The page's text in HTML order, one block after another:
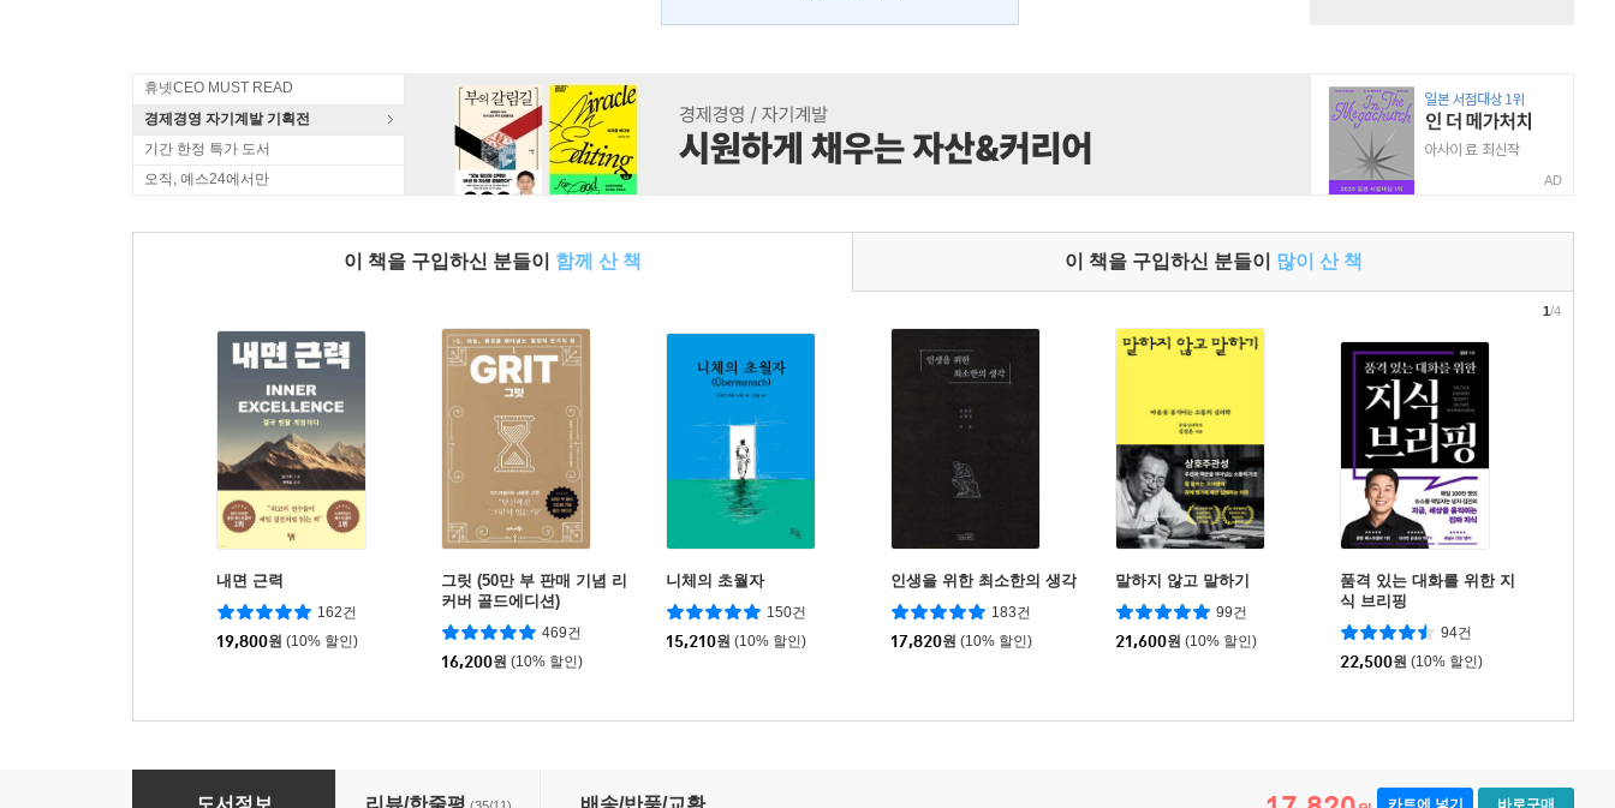
휴넷CEO MUST READ
경제경영 자기계발 기획전
기간 한정 특가 도서
오직, 예스24에서만
AD
이 책을 구입하신 분들이 함께 산 책 이 책을 구입하신 분들이 많이 산 책
내면 근력
162건
19,800원 (10% 할인)
그릿 (50만 부 판매 기념 리
커버 골드에디션)
469건
16,200원 (10% 할인)
니체의 초월자
150건
15,210원 (10% 할인)
인생을 위한 최소한의 생각
183건
17,820원 (10% 할인)
말하지 않고 말하기
99건
21,600원 (10% 할인)
품격 있는 대화를 위한 지
식 브리핑
94건
22,500원 (10% 할인)
1/4
설득의 언어학
도서정보 리뷰/한줄평 배송/반품/교환 카트에 넣기 바로구매